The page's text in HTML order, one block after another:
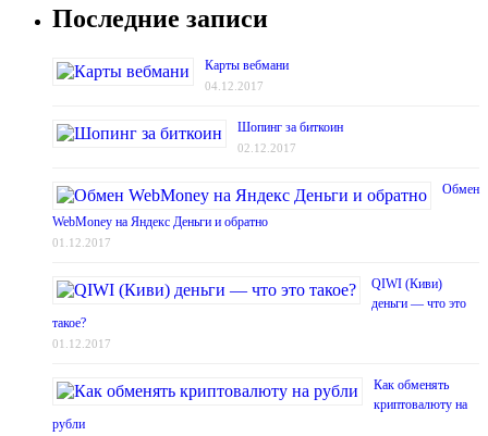
Последние записи
Карты вебмани
04.12.2017
Шопинг за биткоин
02.12.2017
Обмен
WebMoney на Яндекс Деньги и обратно
01.12.2017
QIWI (Киви)
деньги — что это
такое?
01.12.2017
Как обменять
криптовалюту на
рубли